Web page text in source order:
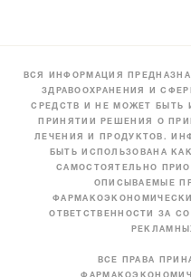
ВСЯ ИНФОРМАЦИЯ
ЗДРАВООХРАНЕНИЯ И
СРЕДСТВ И НЕ МОЖЕТ БЫТЬ
ПРИНЯТИИ РЕШЕНИЯ О
ЛЕЧЕНИЯ И ПРОДУКТОВ.
БЫТЬ ИСПОЛЬЗОВАНА
САМОСТОЯТЕЛЬНО
ОПИСЫВАЕМЫЕ
ОТВЕТСТВЕННОСТИ ЗА
ВСЕ ПРАВА